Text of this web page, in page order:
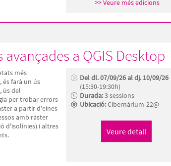
>> Veure més edicions
a QGIS Desktop
més
és farà un ús
ús del
per trobar errors
a partir d'eines
amb ràster
d'isolínies) i altres
Del dl. 07/09/26 al dj. 10/09/26
(15:30-19:30h)
Durada:3 sessions
Ubicació:Cibernàrium-22@